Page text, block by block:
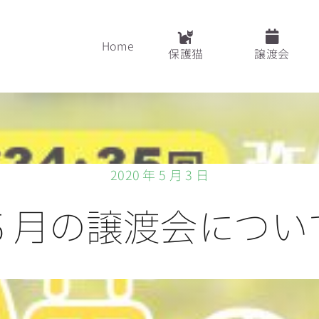
Home 保護猫 譲渡会
2020 年 5 月 3 日
月の譲渡会につ